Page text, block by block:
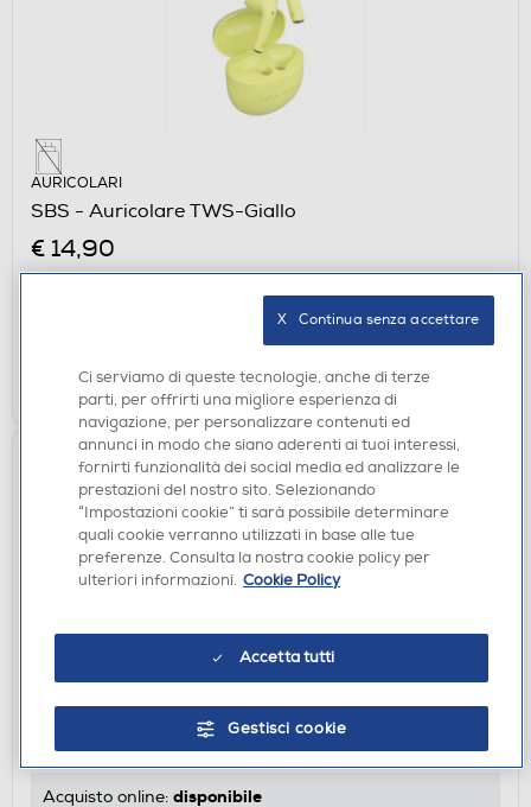
AURICOLARI
SBS - Auricolare TWS-Giallo
€ 14,90
Ritiro in negozio in 30' gratuito: verifica
AGGIUNGI
SBS - Power supply cableIEC 3pin socket,1,8m-
Nero
€ 14,90
Acquisto online: disponibile
Ci serviamo di queste tecnologie, anche di terze
parti, per offrirti una migliore esperienza di
navigazione, per personalizzare contenuti ed
annunci in modo che siano aderenti ai tuoi interessi,
fornirti funzionalità dei social media ed analizzare le
prestazioni del nostro sito. Selezionando
“Impostazioni cookie” ti sarà possibile determinare
quali cookie verranno utilizzati in base alle tue
preferenze. Consulta la nostra cookie policy per
ulteriori informazioni. Cookie Policy
Accetta tutti
Gestisci cookie
X   Continua senza accettare